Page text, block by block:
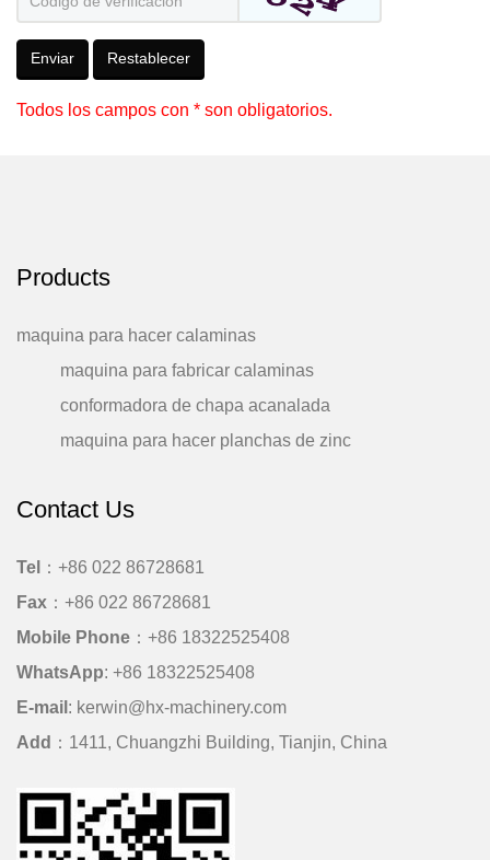
Enviar Restablecer
Todos los campos con * son obligatorios.
Products
maquina para hacer calaminas
maquina para fabricar calaminas
conformadora de chapa acanalada
maquina para hacer planchas de zinc
Contact Us
Tel
：+86 022 86728681
Fax ：+86 022 86728681
Mobile Phone ： +86 18322525408
WhatsApp: +86 18322525408
E-mail : kerwin@hx-machinery.com
Add ：1411, Chuangzhi Building, Tianjin, China